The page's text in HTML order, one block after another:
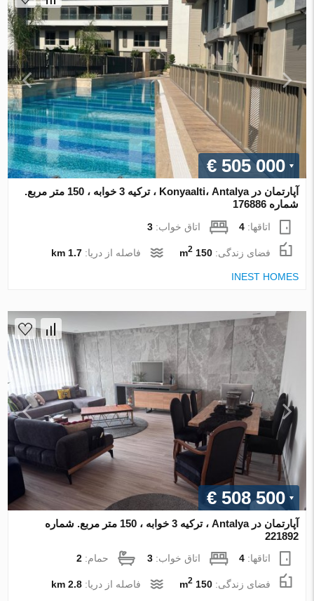
€ 505 000
آپارتمان در Konyaalti، Antalya ، ترکیه 3 خوابه ، 150 متر مربع.
شماره 176886
اتاقها:4 اتاق خواب:3
فضای زندگی:150 m
2 فاصله از دریا:1.7 km
INEST HOMES
€ 508 500
آپارتمان در Antalya ، ترکیه 3 خوابه ، 150 متر مربع. شماره
221892
اتاقها:4 اتاق خواب:3 حمام:2
فضای زندگی:150 m
2 فاصله از دریا:2.8 km